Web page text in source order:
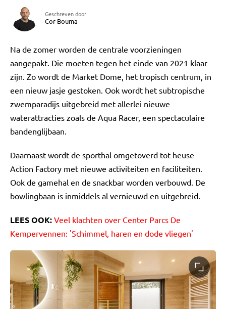
Geschreven door
Cor Bouma
Na de zomer worden de centrale voorzieningen
aangepakt. Die moeten tegen het einde van 2021 klaar
zijn. Zo wordt de Market Dome, het tropisch centrum, in
een nieuw jasje gestoken. Ook wordt het subtropische
zwemparadijs uitgebreid met allerlei nieuwe
waterattracties zoals de Aqua Racer, een spectaculaire
bandenglijbaan.
Daarnaast wordt de sporthal omgetoverd tot heuse
Action Factory met nieuwe activiteiten en faciliteiten.
Ook de gamehal en de snackbar worden verbouwd. De
bowlingbaan is inmiddels al vernieuwd en uitgebreid.
LEES OOK: Veel klachten over Center Parcs De
Kempervennen: 'Schimmel, haren en dode vliegen'